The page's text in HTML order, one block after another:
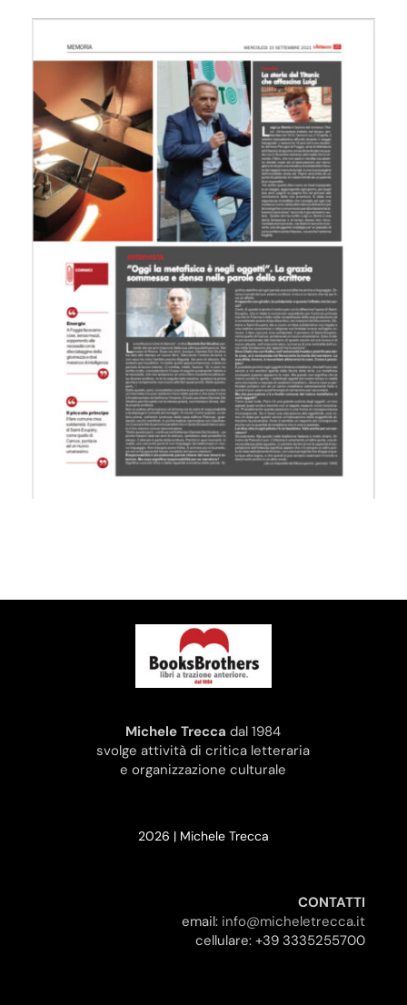
Michele Trecca dal 1984
svolge attività di critica letteraria
e organizzazione culturale
2026 | Michele Trecca
CONTATTI
email: info@micheletrecca.it
cellulare: +39 3335255700